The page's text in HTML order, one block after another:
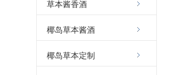
草本酱香酒
椰岛草本酱酒
椰岛草本定制